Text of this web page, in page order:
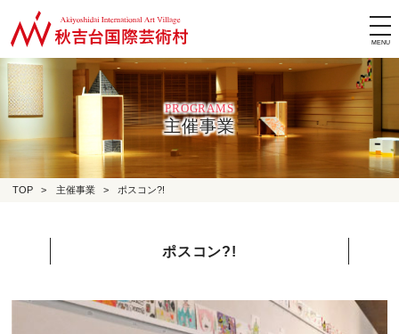
PROGRAMS
主催事業
TOP > 主催事業 > ポスコン?!
ポスコン?!